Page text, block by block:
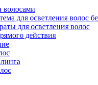
волосами
для осветления волос
для осветления волос
действия